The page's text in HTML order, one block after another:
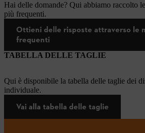
Hai delle domande? Qui abbiamo raccolto
più frequenti.
Ottieni delle risposte attraverso le
frequenti
TABELLA DELLE TAGLIE
Qui è disponibile la tabella delle taglie dei
individuale.
Vai alla tabella delle taglie